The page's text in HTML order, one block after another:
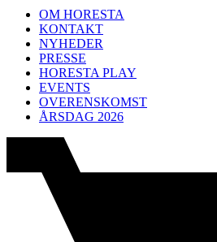
OM HORESTA
KONTAKT
NYHEDER
PRESSE
HORESTA PLAY
EVENTS
OVERENSKOMST
ÅRSDAG 2026